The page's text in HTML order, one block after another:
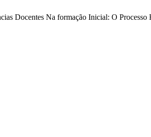
Docentes Na formação Inicial: O Processo